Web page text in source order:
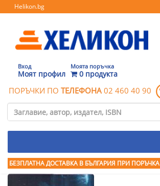
Helikon.bg
Вход
Моят профил
Моята поръчка
0 продукта
ПОРЪЧКИ ПО ТЕЛЕФОНА 02 460 40 90
БЕЗПЛАТНА ДОСТАВКА В БЪЛГАРИЯ ПРИ ПОРЪЧКА